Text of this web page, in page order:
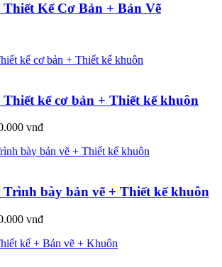
Kế Cơ Bản + Bản Vẽ
kế cơ bản + Thiết kế khuôn
vnđ
Trình bày bản vẽ + Thiết kế khuôn
vnđ